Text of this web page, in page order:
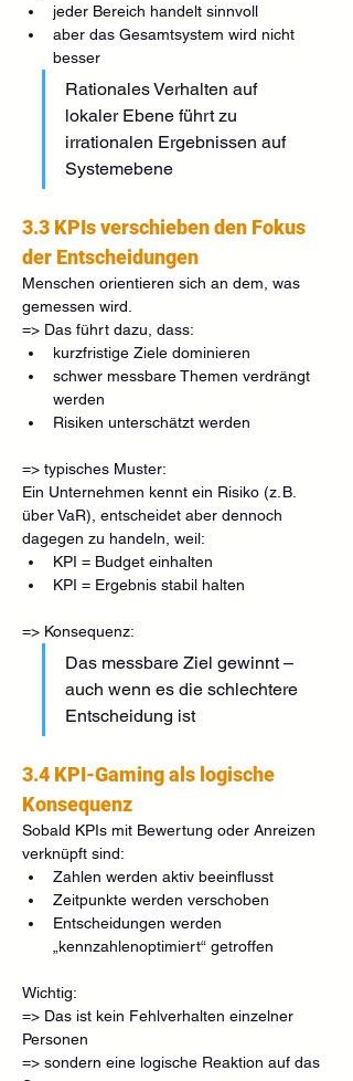
jeder Bereich handelt sinnvoll
aber das Gesamtsystem wird nicht
besser
Rationales Verhalten auf
lokaler Ebene führt zu
irrationalen Ergebnissen auf
Systemebene
3.3 KPIs verschieben den Fokus
der Entscheidungen
Menschen orientieren sich an dem, was
gemessen wird.
=> Das führt dazu, dass:
kurzfristige Ziele dominieren
schwer messbare Themen verdrängt
werden
Risiken unterschätzt werden
=> typisches Muster:
Ein Unternehmen kennt ein Risiko (z. B.
über VaR), entscheidet aber dennoch
dagegen zu handeln, weil:
KPI = Budget einhalten
KPI = Ergebnis stabil halten
=> Konsequenz:
Das messbare Ziel gewinnt –
auch wenn es die schlechtere
Entscheidung ist
3.4 KPI-Gaming als logische
Konsequenz
Sobald KPIs mit Bewertung oder Anreizen
verknüpft sind:
Zahlen werden aktiv beeinflusst
Zeitpunkte werden verschoben
Entscheidungen werden
„kennzahlenoptimiert“ getroffen
Wichtig:
=> Das ist kein Fehlverhalten einzelner
Personen
=> sondern eine logische Reaktion auf das